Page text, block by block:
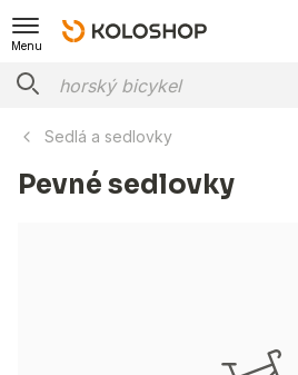
Menu
Sedlá a sedlovky
Pevné sedlovky